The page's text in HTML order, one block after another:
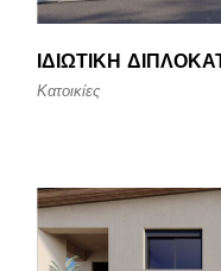
ΙΔΙΩΤΙΚΉ
Κατοικίες